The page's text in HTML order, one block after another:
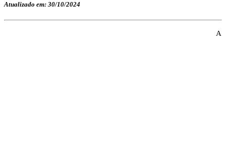
Atualizado em: 30/10/2024
A